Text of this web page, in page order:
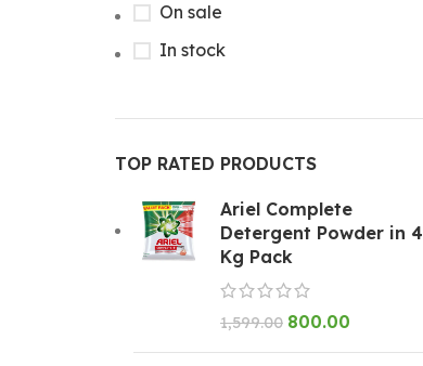
On sale
In stock
TOP RATED PRODUCTS
Ariel Complete
Detergent Powder in 4
Kg Pack
1,599.00 800.00